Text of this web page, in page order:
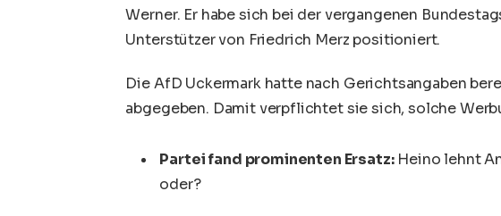
Werner. Er habe sich bei der vergangenen
Unterstützer von Friedrich Merz positioniert.
Die AfD Uckermark hatte nach Gerichtsangaben
abgegeben. Damit verpflichtet sie sich, solche
Partei fand prominenten Ersatz: Heino lehnt
oder?